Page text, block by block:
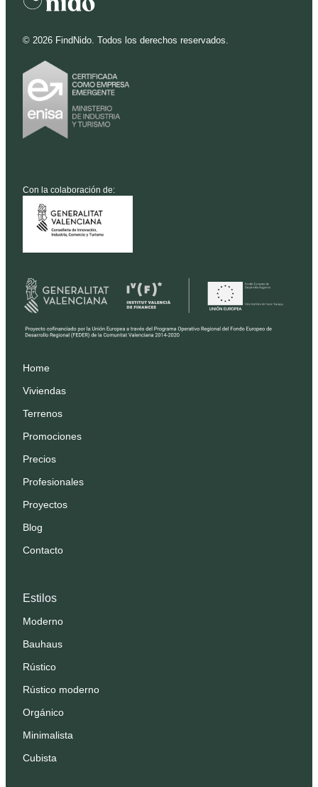
© 2026 FindNido. Todos los derechos reservados.
Con la colaboración de:
Estilos
Moderno
Bauhaus
Rústico
Rústico moderno
Orgánico
Minimalista
Cubista
Home
Viviendas
Terrenos
Promociones
Precios
Profesionales
Proyectos
Blog
Contacto